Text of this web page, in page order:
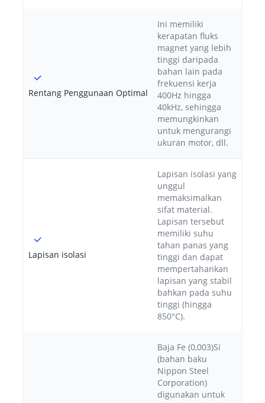
Rentang Penggunaan Optimal
Ini memiliki
kerapatan fluks
magnet yang lebih
tinggi daripada
bahan lain pada
frekuensi kerja
400Hz hingga
40kHz, sehingga
memungkinkan
untuk mengurangi
ukuran motor, dll.
Lapisan isolasi
Lapisan isolasi yang
unggul
memaksimalkan
sifat material.
Lapisan tersebut
memiliki suhu
tahan panas yang
tinggi dan dapat
mempertahankan
lapisan yang stabil
bahkan pada suhu
tinggi (hingga
850°C).
Baja Fe (0,003)Si
(bahan baku
Nippon Steel
Corporation)
digunakan untuk